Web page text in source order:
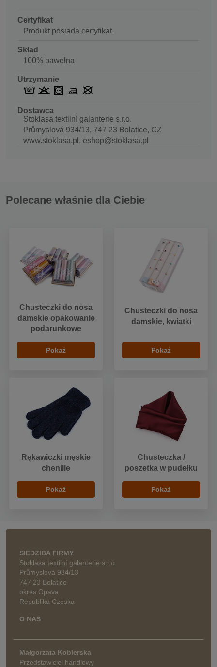
Certyfikat
Produkt posiada certyfikat.
Skład
100% bawełna
Utrzymanie
Dostawca
Stoklasa textilní galanterie s.r.o.
Průmyslová 934/13, 747 23 Bolatice, CZ
www.stoklasa.pl, eshop@stoklasa.pl
Polecane właśnie dla Ciebie
Chusteczki do nosa
damskie opakowanie
podarunkowe
Pokaż
Chusteczki do nosa
damskie, kwiatki
Pokaż
Rękawiczki męskie
chenille
Pokaż
Chusteczka /
poszetka w pudełku
Pokaż
SIEDZIBA FIRMY
Stoklasa textilní galanterie s.r.o.
Průmyslová 934/13
747 23 Bolatice
okres Opava
Republika Czeska
O NAS
Małgorzata Kobierska
Przedstawiciel handlowy